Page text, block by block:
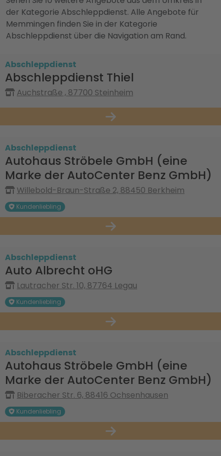
der Kategorie Abschleppdienst. Alle Angebote für
Memmingen finden Sie in der Kategorie
Abschleppdienst über die Navigation am Rand.
Abschleppdienst
Abschleppdienst Thiel
Auchstraße , 87700 Steinheim
Abschleppdienst
Autohaus Ströbele GmbH (eine
Marke der AutoCenter Benz GmbH)
Willebold-Braun-Straße 2, 88450 Berkheim
Kundenliebling
Abschleppdienst
Auto Albrecht oHG
Lautracher Str. 10, 87764 Legau
Kundenliebling
Abschleppdienst
Autohaus Ströbele GmbH (eine
Marke der AutoCenter Benz GmbH)
Biberacher Str. 6, 88416 Ochsenhausen
Kundenliebling